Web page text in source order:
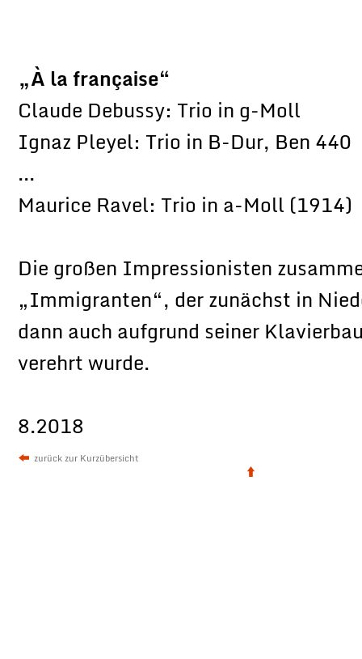
„À la française“
Claude Debussy: Trio in g-Moll
Ignaz Pleyel: Trio in B-Dur, Ben 440
...
Maurice Ravel: Trio in a-Moll (1914)
Die großen Impressionisten
„Immigranten“, der zunächst in
dann auch aufgrund seiner
verehrt wurde.
8.2018
zurück zur Kurzübersicht